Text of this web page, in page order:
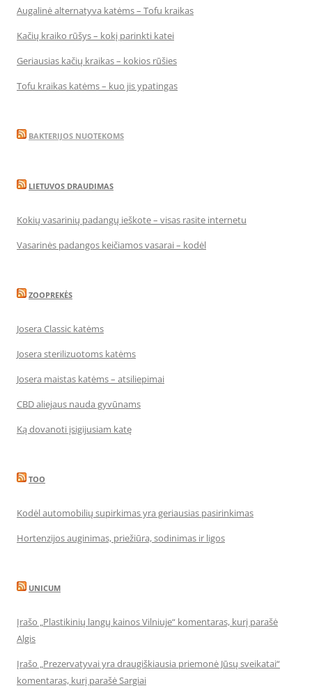
Augalinė alternatyva katėms – Tofu kraikas
Kačių kraiko rūšys – kokį parinkti katei
Geriausias kačių kraikas – kokios rūšies
Tofu kraikas katėms – kuo jis ypatingas
BAKTERIJOS NUOTEKOMS
LIETUVOS DRAUDIMAS
Kokių vasarinių padangų ieškote – visas rasite internetu
Vasarinės padangos keičiamos vasarai – kodėl
ZOOPREKĖS
Josera Classic katėms
Josera sterilizuotoms katėms
Josera maistas katėms – atsiliepimai
CBD aliejaus nauda gyvūnams
Ką dovanoti įsigijusiam katę
TOO
Kodėl automobilių supirkimas yra geriausias pasirinkimas
Hortenzijos auginimas, priežiūra, sodinimas ir ligos
UNICUM
Įrašo „Plastikinių langų kainos Vilniuje“ komentaras, kurį parašė
Algis
Įrašo „Prezervatyvai yra draugiškiausia priemonė Jūsų sveikatai“
komentaras, kurį parašė Sargiai